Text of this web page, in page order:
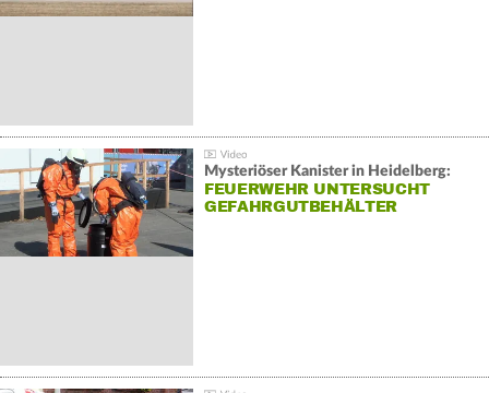
Mysteriöser Kanister in Heidelberg:
FEUERWEHR UNTERSUCHT
GEFAHRGUTBEHÄLTER